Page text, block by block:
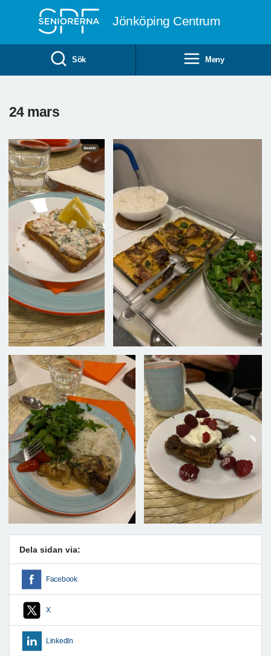
Jönköping Centrum
Sök Meny
24 mars
Dela sidan via:
Facebook
X
LinkedIn